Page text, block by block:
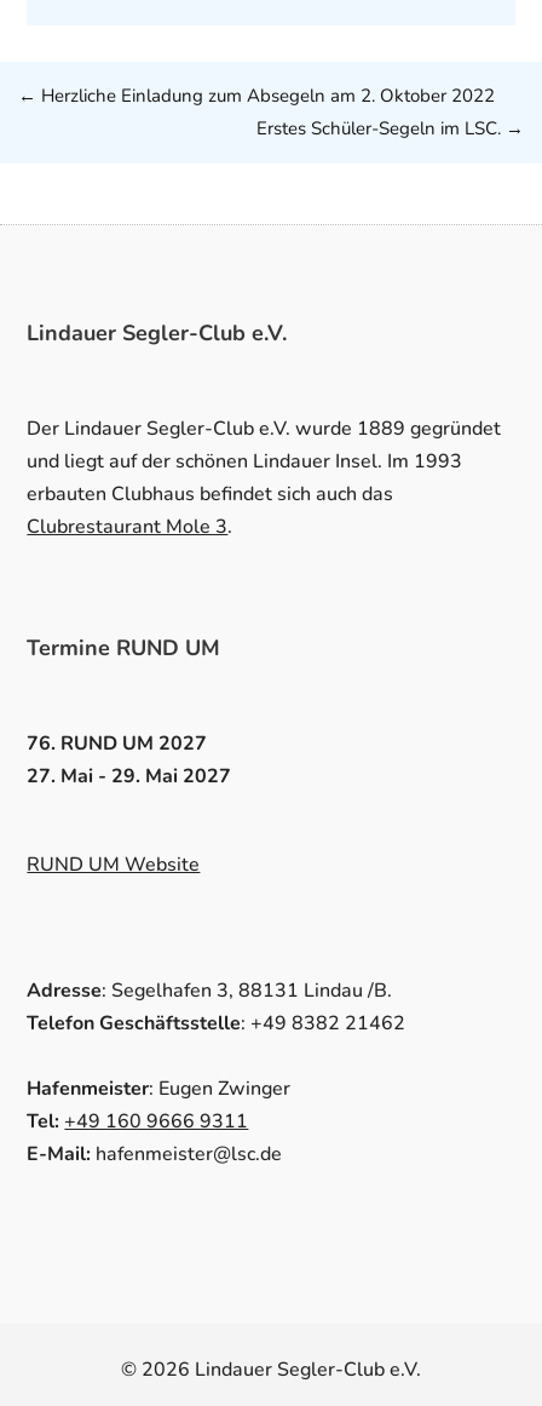
← Herzliche Einladung zum Absegeln am 2. Oktober 2022
Erstes Schüler-Segeln im LSC. →
Lindauer Segler-Club e.V.
Der Lindauer Segler-Club e.V. wurde 1889 gegründet
und liegt auf der schönen Lindauer Insel. Im 1993
erbauten Clubhaus befindet sich auch das
Clubrestaurant Mole 3.
Termine RUND UM
76. RUND UM 2027
27. Mai - 29. Mai 2027
RUND UM Website
Adresse: Segelhafen 3, 88131 Lindau /B.
Telefon Geschäftsstelle: +49 8382 21462
Hafenmeister: Eugen Zwinger
Tel: +49 160 9666 9311
E-Mail: hafenmeister@lsc.de
© 2026 Lindauer Segler-Club e.V.